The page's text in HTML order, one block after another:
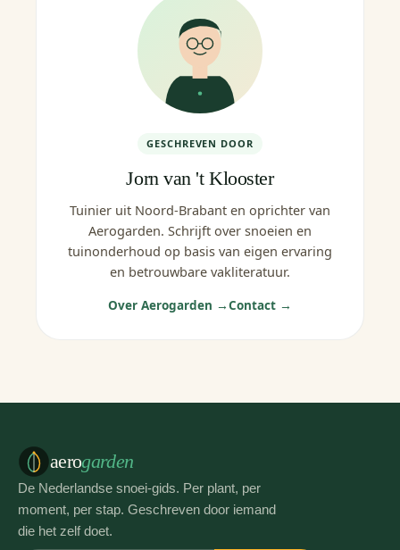
GESCHREVEN DOOR
Jorn van 't Klooster
Tuinier uit Noord-Brabant en oprichter van
Aerogarden. Schrijft over snoeien en
tuinonderhoud op basis van eigen ervaring
en betrouwbare vakliteratuur.
Over Aerogarden →Contact →
aerogarden
De Nederlandse snoei-gids. Per plant, per
moment, per stap. Geschreven door iemand
die het zelf doet.